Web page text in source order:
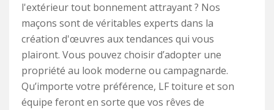
l'extérieur tout bonnement attrayant ? Nos
maçons sont de véritables experts dans la
création d'œuvres aux tendances qui vous
plairont. Vous pouvez choisir d’adopter une
propriété au look moderne ou campagnarde.
Qu’importe votre préférence, LF toiture et son
équipe feront en sorte que vos rêves de